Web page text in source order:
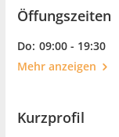
Öffungszeiten
Do: 09:00 - 19:30
Mehr anzeigen
Kurzprofil